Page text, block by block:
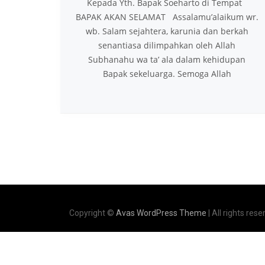
Kepada Yth. Bapak Soeharto di Tempat
BAPAK AKAN SELAMAT Assalamu’alaikum wr.
wb. Salam sejahtera, karunia dan berkah
senantiasa dilimpahkan oleh Allah
Subhanahu wa ta’ ala dalam kehidupan
Bapak sekeluarga. Semoga Allah
Copyright © Avas WordPress Theme | All rights